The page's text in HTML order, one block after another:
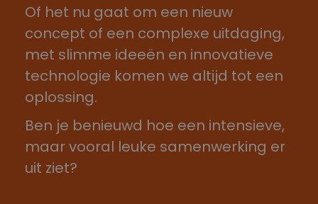
Of het nu gaat om een nieuw
concept of een complexe uitdaging,
met slimme ideeën en innovatieve
technologie komen we altijd tot een
oplossing.
Ben je benieuwd hoe een intensieve,
maar vooral leuke samenwerking er
uit ziet?